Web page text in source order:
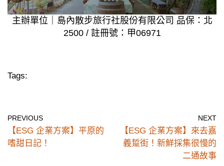
主辦單位｜島內散步旅行社股份有限公司 品保：北
2500 / 註冊號：甲06971
Tags:
PREVIOUS
【ESG 企業方案】平原的
嗜甜日記！
NEXT
【ESG 企業方案】來去嘉
義踅街！新鮮採集很慢的
二通故事